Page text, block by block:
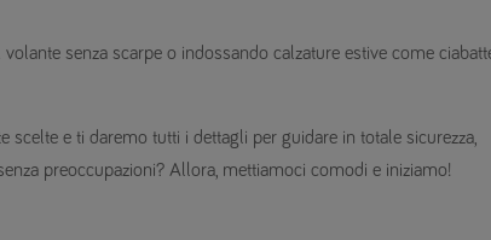
senza scarpe o indossando calzature estive come
e ti daremo tutti i dettagli per guidare in totale sicurezza,
preoccupazioni? Allora, mettiamoci comodi e iniziamo!